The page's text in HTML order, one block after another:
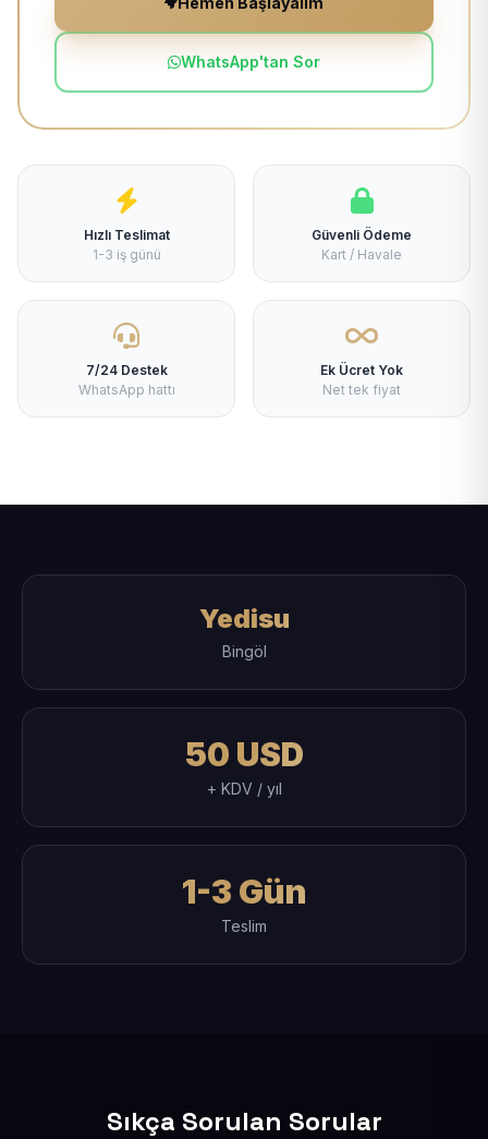
WhatsApp'tan Sor
Hızlı Teslimat
1-3 iş günü
Güvenli Ödeme
Kart / Havale
7/24 Destek
WhatsApp hattı
Ek Ücret Yok
Net tek fiyat
Yedisu
Bingöl
50 USD
+ KDV / yıl
1-3 Gün
Teslim
Sıkça Sorulan Sorular